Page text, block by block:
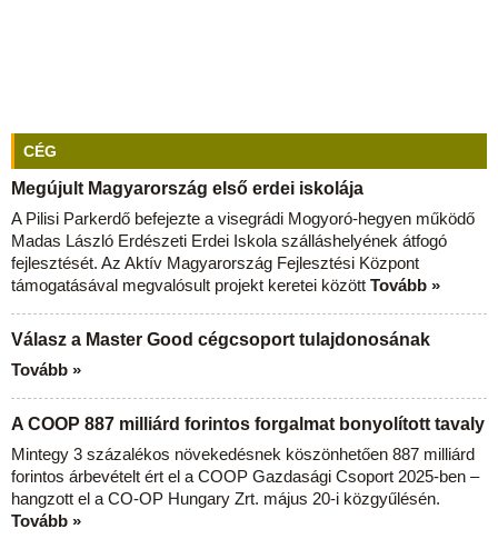
CÉG
Megújult Magyarország első erdei iskolája
A Pilisi Parkerdő befejezte a visegrádi Mogyoró-hegyen működő
Madas László Erdészeti Erdei Iskola szálláshelyének átfogó
fejlesztését. Az Aktív Magyarország Fejlesztési Központ
támogatásával megvalósult projekt keretei között Tovább »
Válasz a Master Good cégcsoport tulajdonosának
Tovább »
A COOP 887 milliárd forintos forgalmat bonyolított tavaly
Mintegy 3 százalékos növekedésnek köszönhetően 887 milliárd
forintos árbevételt ért el a COOP Gazdasági Csoport 2025-ben –
hangzott el a CO-OP Hungary Zrt. május 20-i közgyűlésén.
Tovább »